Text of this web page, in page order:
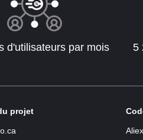
d'utilisateurs par mois
5
projet